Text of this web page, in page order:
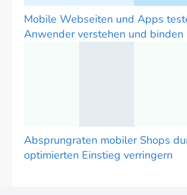
Mobile Webseiten und Apps
Anwender verstehen und binden
Absprungraten mobiler Shops
optimierten Einstieg verringern